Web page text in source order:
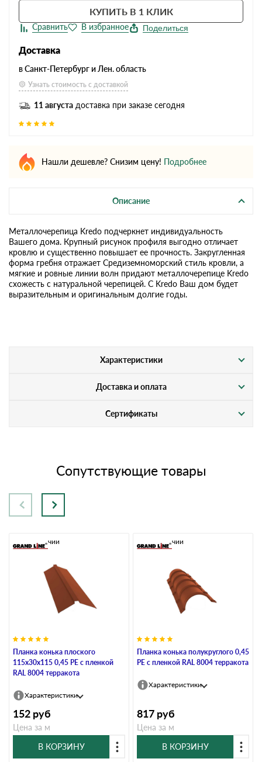
КУПИТЬ В 1 КЛИК
Поделиться
Доставка
в Санкт-Петербург и Лен. область
Узнать стоимость с доставкой
11 августа доставка при заказе сегодня
Нашли дешевле? Снизим цену! Подробнее
Описание
Металлочерепица Kredo подчеркнет индивидуальность
Вашего дома. Крупный рисунок профиля выгодно отличает
кровлю и существенно повышает ее прочность. Закругленная
форма гребня отражает Средиземноморский стиль кровли, а
мягкие и ровные линии волн придают металлочерепице Kredo
схожесть с натуральной черепицей. С Kredo Ваш дом будет
выразительным и оригинальным долгие годы.
Характеристики
Доставка и оплата
Сертификаты
Сопутствующие товары
Планка конька плоского
115х30х115 0,45 PE с пленкой
RAL 8004 терракота
В наличии
Характеристики
152 руб
Цена за м
В КОРЗИНУ
Планка конька полукруглого 0,45
PE с пленкой RAL 8004 терракота
В наличии
Характеристики
817 руб
Цена за м
В КОРЗИНУ